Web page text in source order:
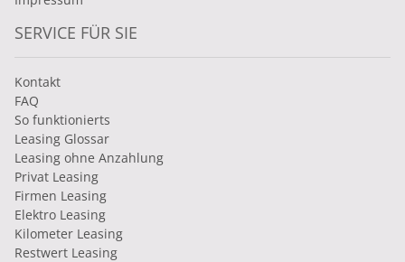
SERVICE FÜR SIE
Kontakt
FAQ
So funktionierts
Leasing Glossar
Leasing ohne Anzahlung
Privat Leasing
Firmen Leasing
Elektro Leasing
Kilometer Leasing
Restwert Leasing